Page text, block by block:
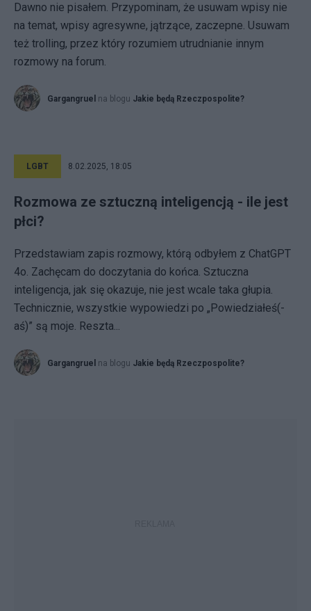
Dawno nie pisałem. Przypominam, że usuwam wpisy nie
na temat, wpisy agresywne, jątrzące, zaczepne. Usuwam
też trolling, przez który rozumiem utrudnianie innym
rozmowy na forum.
Gargangruel na blogu Jakie będą Rzeczpospolite?
LGBT 8.02.2025, 18:05
Rozmowa ze sztuczną inteligencją - ile jest
płci?
Przedstawiam zapis rozmowy, którą odbyłem z ChatGPT
4o. Zachęcam do doczytania do końca. Sztuczna
inteligencja, jak się okazuje, nie jest wcale taka głupia.
Technicznie, wszystkie wypowiedzi po „Powiedziałeś(-
aś)” są moje. Reszta...
Gargangruel na blogu Jakie będą Rzeczpospolite?